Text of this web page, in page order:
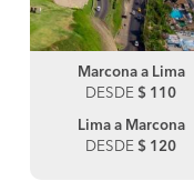
Marcona a Lima
DESDE $ 110
Lima a Marcona
DESDE $ 120